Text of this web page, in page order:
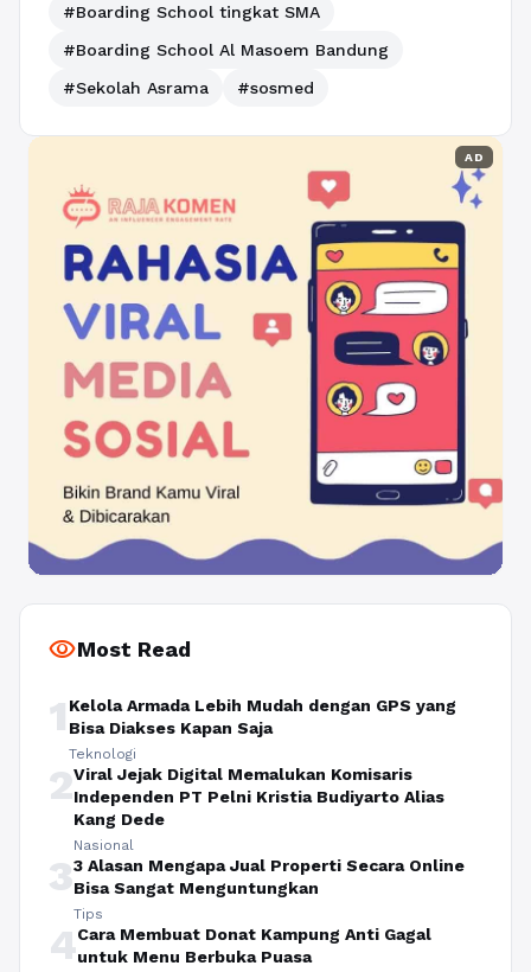
#Boarding School tingkat SMA
#Boarding School Al Masoem Bandung
#Sekolah Asrama
#sosmed
AD
visibilityMost Read
1 Kelola Armada Lebih Mudah dengan GPS yang
Bisa Diakses Kapan Saja
Teknologi
2Viral Jejak Digital Memalukan Komisaris
Independen PT Pelni Kristia Budiyarto Alias
Kang Dede
Nasional
33 Alasan Mengapa Jual Properti Secara Online
Bisa Sangat Menguntungkan
Tips
4Cara Membuat Donat Kampung Anti Gagal
untuk Menu Berbuka Puasa